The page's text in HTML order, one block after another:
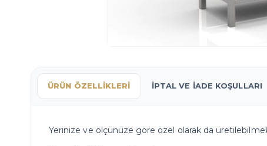
ÜRÜN ÖZELLIKLERI İPTAL VE İADE KOŞULLARI
Yerinize ve ölçünüze göre özel olarak da